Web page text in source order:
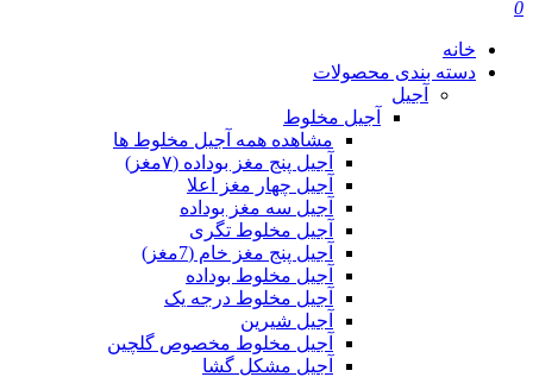
0
خانه
دسته بندی محصولات
آجیل
آجیل مخلوط
مشاهده همه آجیل مخلوط ها
آجیل پنج مغز بوداده (۷مغز)
آجیل چهار مغز اعلا
آجیل سه مغز بوداده
آجیل مخلوط تگری
آجیل پنج مغز خام (7مغز)
آجیل مخلوط بوداده
آجیل مخلوط درجه یک
آجیل شیرین
آجیل مخلوط مخصوص گلچین
آجیل مشکل گشا